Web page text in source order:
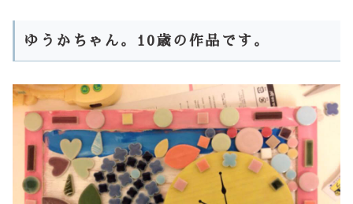
ゆうかちゃん。10歳の作品です。